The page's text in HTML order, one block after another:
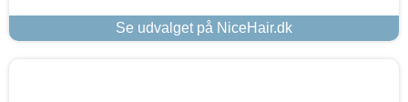
Se udvalget på NiceHair.dk